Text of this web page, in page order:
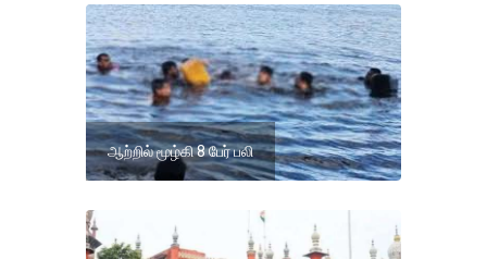
ஆற்றில் மூழ்கி 8 பேர் பலி